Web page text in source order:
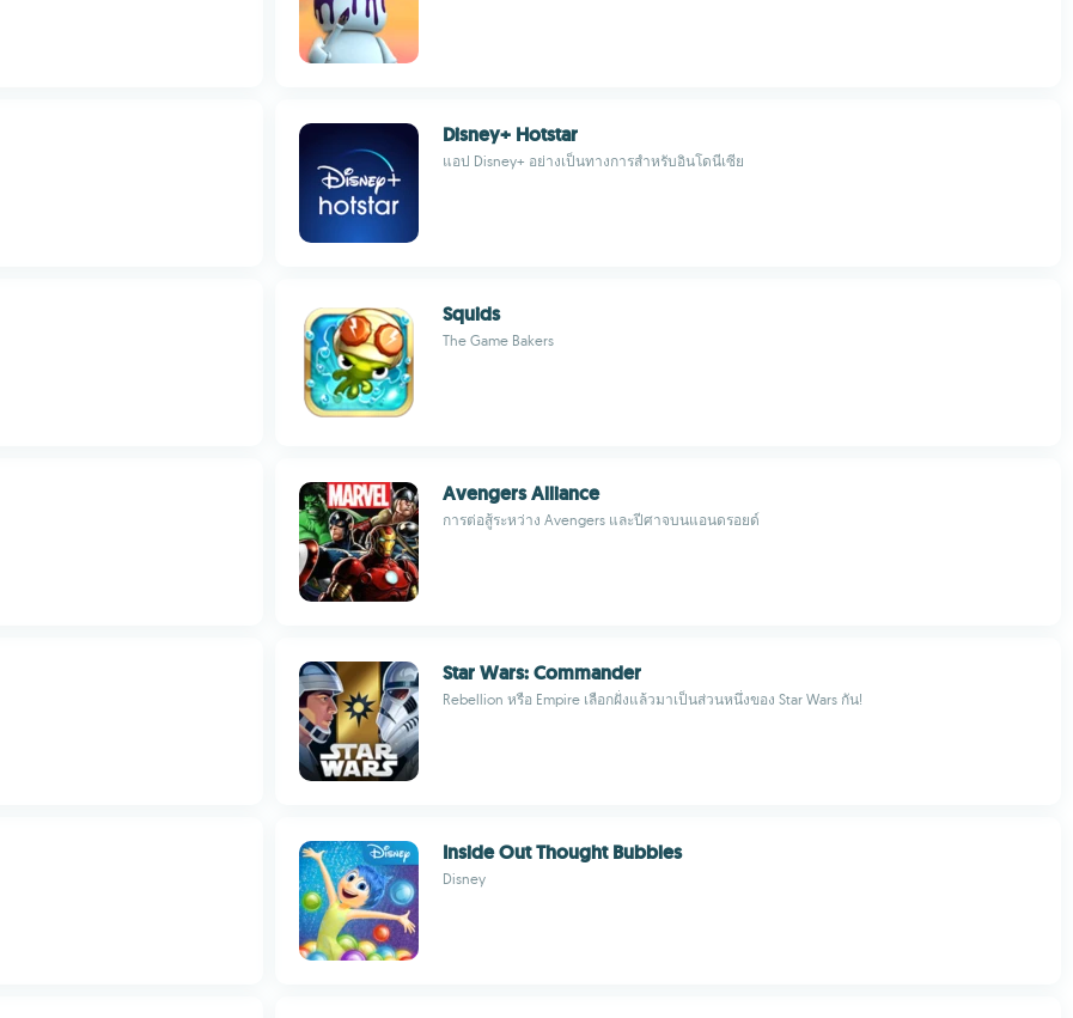
Disney+ Hotstar
แอป Disney+ อย่างเป็นทางการสำหรับอินโดนีเซีย
Squids
The Game Bakers
Avengers Alliance
การต่อสู้ระหว่าง Avengers และปีศาจบนแอนดรอยด์
Star Wars: Commander
Rebellion หรือ Empire เลือกฝั่งแล้วมาเป็นส่วนหนึ่งของ Star Wars กัน!
Inside Out Thought Bubbles
Disney